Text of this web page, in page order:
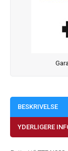
BESKRIVELSE
YDERLIGERE